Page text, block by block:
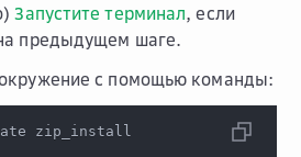
Запустите терминал, если
предыдущем шаге.
с помощью команды:
zip_install